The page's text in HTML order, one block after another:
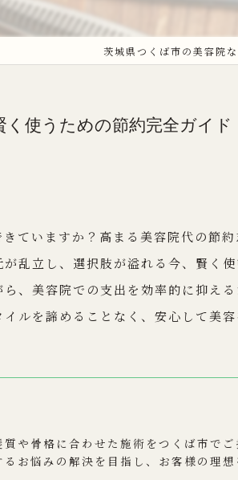
茨城県つくば市の美容院
使うための節約完全ガイド
ていますか？高まる美容院代の節
乱立し、選択肢が溢れる今、賢く
、美容院での支出を効率的に抑え
ルを諦めることなく、安心して美
や骨格に合わせた施術をつくば市で
るお悩みの解決を目指し、お客様の理